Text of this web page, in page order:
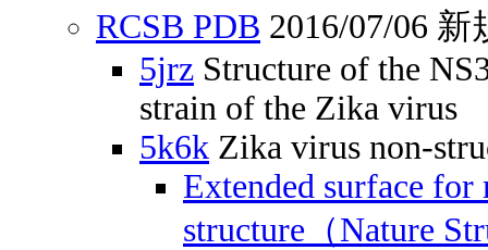
RCSB PDB 2016/07/06
5jrz Structure of the
strain of the Zika virus
5k6k Zika virus non-
Extended surface
structure（Nature